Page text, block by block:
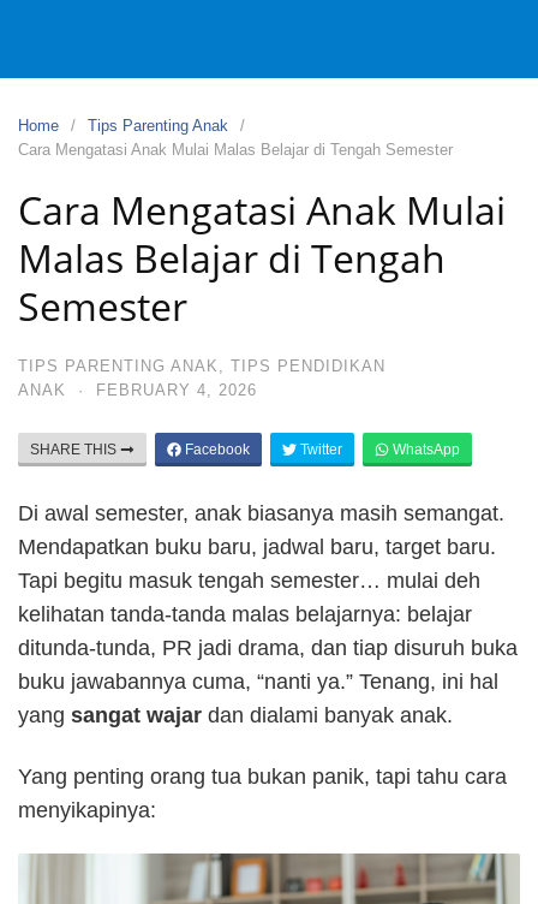
Home
Tips Parenting Anak
Cara Mengatasi Anak Mulai Malas Belajar di Tengah Semester
Cara Mengatasi Anak Mulai
Malas Belajar di Tengah
Semester
TIPS PARENTING ANAK , TIPS PENDIDIKAN
ANAK
· FEBRUARY 4, 2026
SHARE THIS Facebook Twitter WhatsApp
Di awal semester, anak biasanya masih semangat.
Mendapatkan buku baru, jadwal baru, target baru.
Tapi begitu masuk tengah semester… mulai deh
kelihatan tanda-tanda malas belajarnya: belajar
ditunda-tunda, PR jadi drama, dan tiap disuruh buka
buku jawabannya cuma, “nanti ya.” Tenang, ini hal
yang sangat wajar dan dialami banyak anak.
Yang penting orang tua bukan panik, tapi tahu cara
menyikapinya: